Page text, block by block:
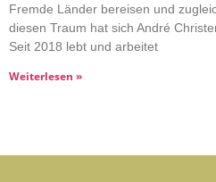
Fremde Länder bereisen und
diesen Traum hat sich André
Seit 2018 lebt und arbeitet
Weiterlesen »